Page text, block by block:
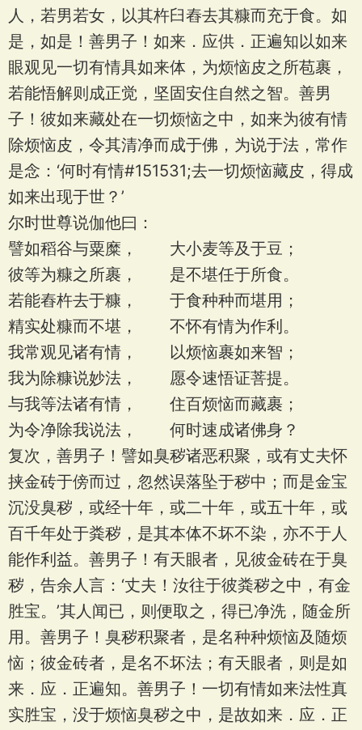
人，若男若女，以其杵臼舂去其糠而充于食。如
是，如是！善男子！如来．应供．正遍知以如来
眼观见一切有情具如来体，为烦恼皮之所苞裹，
若能悟解则成正觉，坚固安住自然之智。善男
子！彼如来藏处在一切烦恼之中，如来为彼有情
除烦恼皮，令其清净而成于佛，为说于法，常作
是念：‘何时有情#151531;去一切烦恼藏皮，得成
如来出现于世？’
尔时世尊说伽他曰：
譬如稻谷与粟糜， 大小麦等及于豆；
彼等为糠之所裹， 是不堪任于所食。
若能舂杵去于糠， 于食种种而堪用；
精实处糠而不堪， 不怀有情为作利。
我常观见诸有情， 以烦恼裹如来智；
我为除糠说妙法， 愿令速悟证菩提。
与我等法诸有情， 住百烦恼而藏裹；
为令净除我说法， 何时速成诸佛身？
复次，善男子！譬如臭秽诸恶积聚，或有丈夫怀
挟金砖于傍而过，忽然误落坠于秽中；而是金宝
沉没臭秽，或经十年，或二十年，或五十年，或
百千年处于粪秽，是其本体不坏不染，亦不于人
能作利益。善男子！有天眼者，见彼金砖在于臭
秽，告余人言：‘丈夫！汝往于彼粪秽之中，有金
胜宝。’其人闻已，则便取之，得已净洗，随金所
用。善男子！臭秽积聚者，是名种种烦恼及随烦
恼；彼金砖者，是名不坏法；有天眼者，则是如
来．应．正遍知。善男子！一切有情如来法性真
实胜宝，没于烦恼臭秽之中，是故如来．应．正